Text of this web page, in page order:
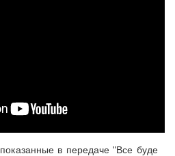
в передаче "Все буде